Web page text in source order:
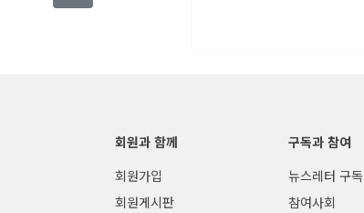
회원과 함께
회원가입
회원게시판
구독과 참여
뉴스레터 구독
참여사회